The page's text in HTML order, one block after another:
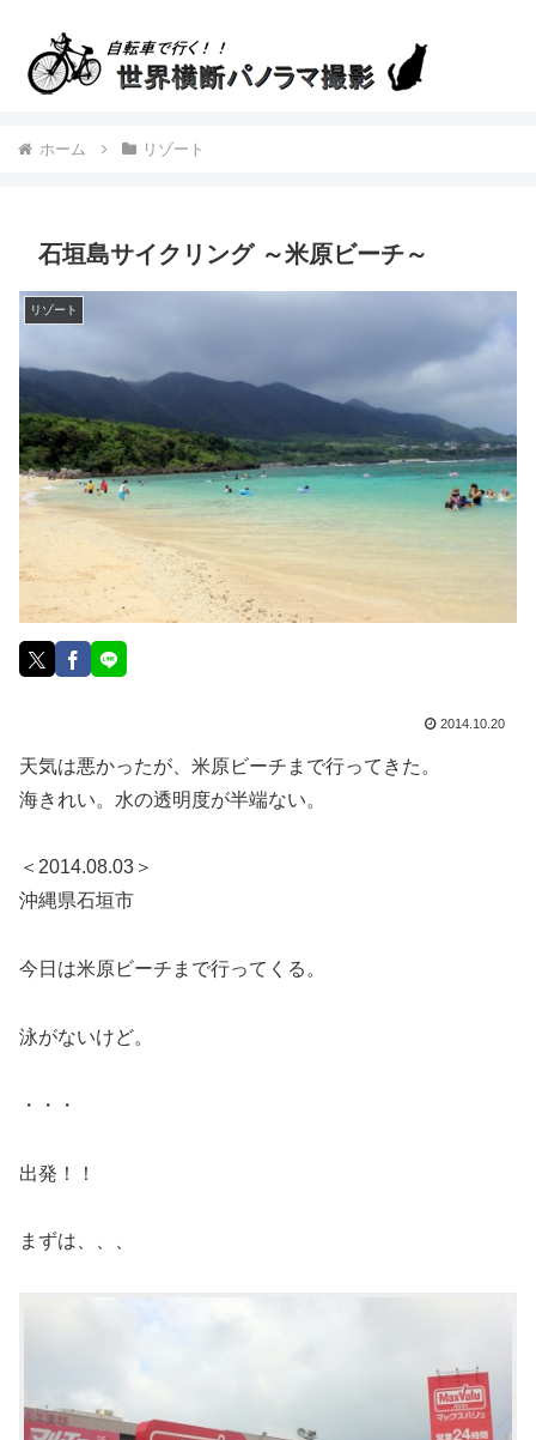
ホーム リゾート
石垣島サイクリング ～米原ビーチ～
リゾート
2014.10.20
天気は悪かったが、米原ビーチまで行ってきた。
海きれい。水の透明度が半端ない。
＜2014.08.03＞
沖縄県石垣市
今日は米原ビーチまで行ってくる。
泳がないけど。
・・・
出発！！
まずは、、、